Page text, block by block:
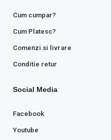
Cum cumpar?
Cum Platesc?
Comenzi si livrare
Conditie retur
Social Media
Facebook
Youtube